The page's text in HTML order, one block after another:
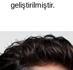
geliştirilmiştir.